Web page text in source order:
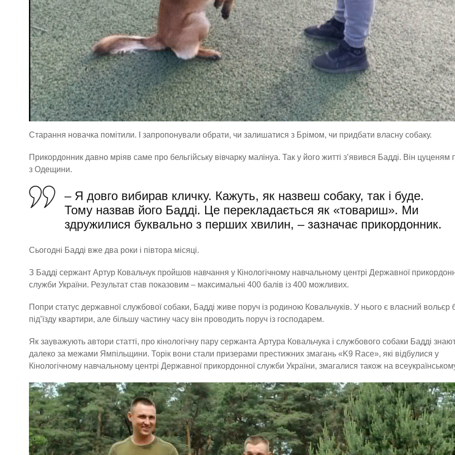
Старання новачка помітили. І запропонували обрати, чи залишатися з Брімом, чи придбати власну собаку.
Прикордонник давно мріяв саме про бельгійську вівчарку малінуа. Так у його житті з’явився Бадді. Він цуценям
з Одещини.
– Я довго вибирав кличку. Кажуть, як назвеш собаку, так і буде.
Тому назвав його Бадді. Це перекладається як «товариш». Ми
здружилися буквально з перших хвилин, – зазначає прикордонник.
Сьогодні Бадді вже два роки і півтора місяці.
З Бадді сержант Артур Ковальчук пройшов навчання у Кінологічному навчальному центрі Державної
служби України. Результат став показовим – максимальні 400 балів із 400 можливих.
Попри статус державної службової собаки, Бадді живе поруч із родиною Ковальчуків. У нього є власний вольєр
під’їзду квартири, але більшу частину часу він проводить поруч із господарем.
Як зауважують автори статті, про кінологічну пару сержанта Артура Ковальчука і службового собаки Бадді
далеко за межами Ямпільщини. Торік вони стали призерами престижних змагань «K9 Race», які відбулися у
Кінологічному навчальному центрі Державної прикордонної служби України, змагалися також на